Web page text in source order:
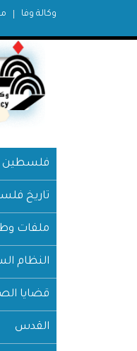
وكالة وفا
فلسطين
تاريخ
ملفات
النظام
قضايا
القدس